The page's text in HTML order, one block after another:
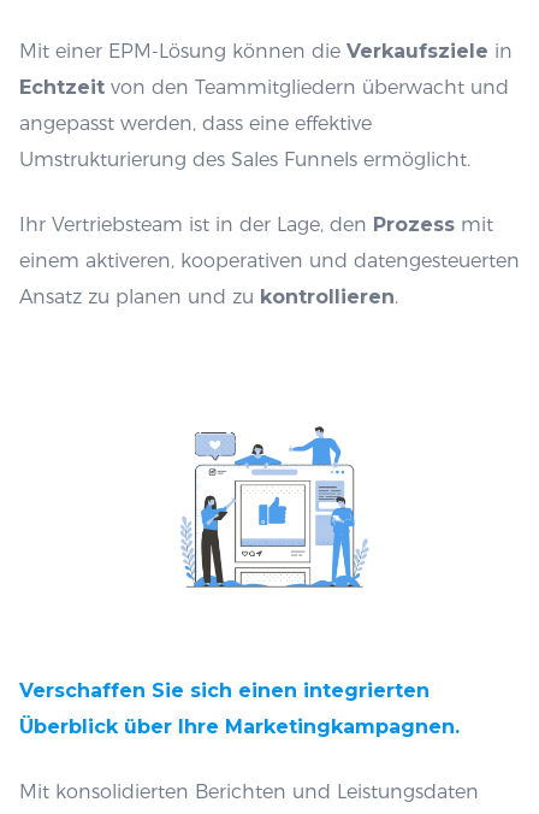
Mit einer EPM-Lösung können die Verkaufsziele in
Echtzeit von den Teammitgliedern überwacht und
angepasst werden, dass eine effektive
Umstrukturierung des Sales Funnels ermöglicht.
Ihr Vertriebsteam ist in der Lage, den Prozess mit
einem aktiveren, kooperativen und datengesteuerten
Ansatz zu planen und zu kontrollieren.
Verschaffen Sie sich einen integrierten
Überblick über Ihre Marketingkampagnen.
Mit konsolidierten Berichten und Leistungsdaten